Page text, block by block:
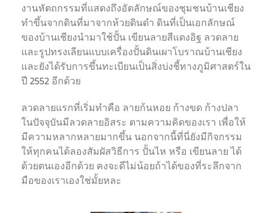
งานหัตถกรรมที่แสดงถึงอัตลักษณ์ของชุมชนบ้านเชียง
ทำขึ้นจากดินที่มาจากห้วยดินดำ ดินที่เป็นเอกลักษณ์
ของบ้านเชียงนำมาใช้ปั้น เขียนลายสีแดงอิฐ ลวดลาย
และรูปทรงเลียนแบบเครื่องปั้นดินเผาโบราณบ้านเชียง
และยังได้รับการขึ้นทะเบียนเป็นสิ่งบ่งชี้ทางภูมิศาสตร์ใน
ปี 2552 อีกด้วย
ลวดลายแรกที่เริ่มทำคือ ลายก้นหอย ก้างขด ก้างปลา
ในปัจจุบันมีลวดลายอิสระ ตามความคิดของเรา เพื่อให้
มีความหลากหลายมากขึ้น นอกจากนี้ที่นี่ยังมีกิจกรรม
ให้ทุกคนได้ลองสัมผัสวิธีการ ปั้นไห หรือ เขียนลาย ได้
ด้วยตนเองอีกด้วย คงจะดีไม่น้อยถ้าได้ของที่ระลึกจาก
มือของเราเองใช่มั้ยหละ